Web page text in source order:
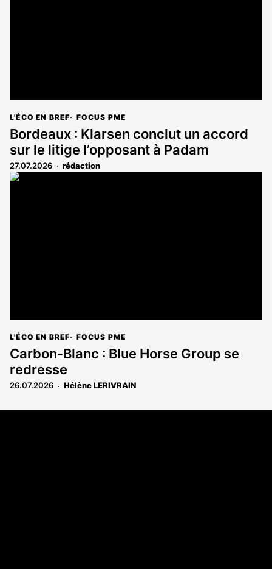
L'ÉCO EN BREF FOCUS PME
Bordeaux : Klarsen conclut un accord
sur le litige l’opposant à Padam
27.07.2026 rédaction
L'ÉCO EN BREF FOCUS PME
Carbon-Blanc : Blue Horse Group se
redresse
26.07.2026 Hélène LERIVRAIN